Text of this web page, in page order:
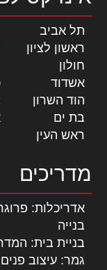
תל אביב
ראשון לציון
חולון
אשדוד
הוד השרון
בת ים
ראש העין
מדריכים
אדריכלות:
בנייה
בניית בית:
גמר: עיצוב